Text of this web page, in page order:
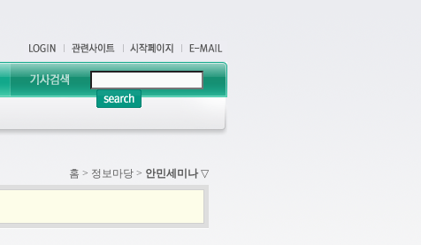
홈 > 정보마당 > 안민세미나▽